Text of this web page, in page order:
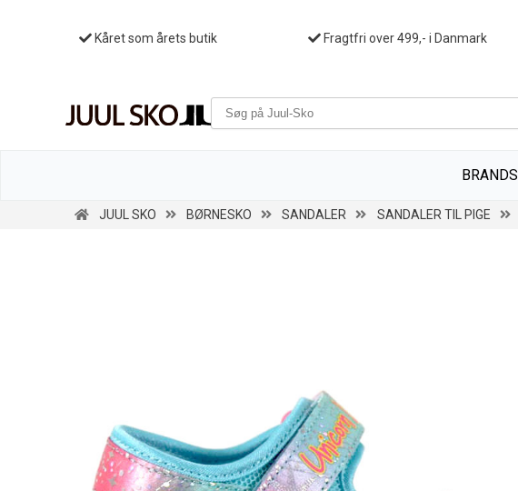
BRANDS
Kåret som årets butik Fragtfri over 499,- i Danmark
JUUL SKO BØRNESKO SANDALER SANDALER TIL PIGE